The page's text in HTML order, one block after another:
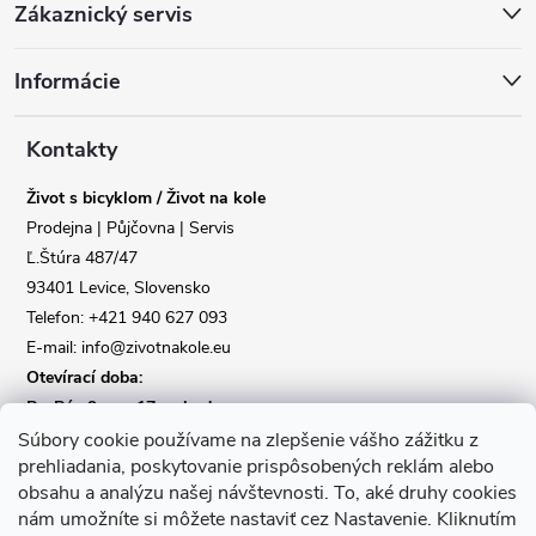
Súbory cookie používame na zlepšenie vášho zážitku z
prehliadania, poskytovanie prispôsobených reklám alebo
obsahu a analýzu našej návštevnosti. To, aké druhy cookies
nám umožníte si môžete nastaviť cez Nastavenie. Kliknutím
p
Zákaznický servis
Informácie
Kontakty
Život s bicyklom / Život na kole
Prodejna | Půjčovna | Servis
Ľ.Štúra 487/47
93401 Levice, Slovensko
Telefon: +421 940 627 093
E-mail: info@zivotnakole.eu
Otevírací doba:
Po-Pá : 9,oo - 17,oo hod
So : 9,oo - 12,oo | Ne : Zavřeno
Kontaktní formulář